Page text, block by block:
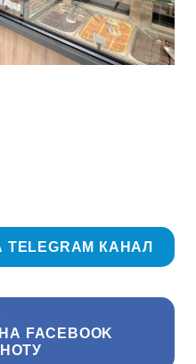
КАНАЛ
FACEBOOK